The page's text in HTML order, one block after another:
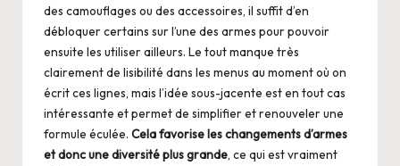
des camouflages ou des accessoires, il suffit d’en
débloquer certains sur l’une des armes pour pouvoir
ensuite les utiliser ailleurs. Le tout manque très
clairement de lisibilité dans les menus au moment où on
écrit ces lignes, mais l’idée sous-jacente est en tout cas
intéressante et permet de simplifier et renouveler une
formule éculée. Cela favorise les changements d’armes
et donc une diversité plus grande, ce qui est vraiment